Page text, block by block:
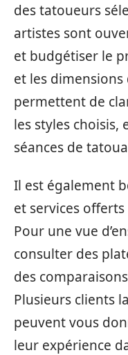
des tatoueurs
artistes sont
et budgétiser le
et les
permettent de
les styles choisis,
séances de
Il est également
et services
Pour une vue
consulter des
des
Plusieurs clients
peuvent vous
leur expérience